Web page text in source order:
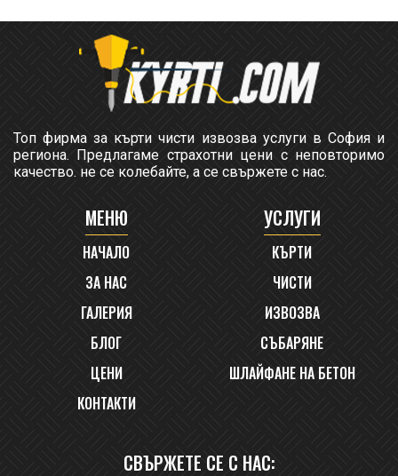
Топ фирма за кърти чисти извозва услуги в София и
региона. Предлагаме страхотни цени с неповторимо
качество. не се колебайте, а се свържете с нас.
МЕНЮ
НАЧАЛО
ЗА НАС
ГАЛЕРИЯ
БЛОГ
ЦЕНИ
КОНТАКТИ
УСЛУГИ
КЪРТИ
ЧИСТИ
ИЗВОЗВА
СЪБАРЯНЕ
ШЛАЙФАНЕ НА БЕТОН
СВЪРЖЕТЕ СЕ С НАС: